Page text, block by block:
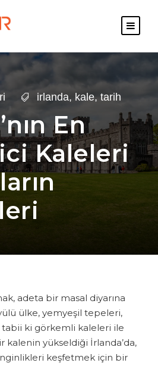
irlanda, kale, tarih
En
Kaleleri
adeta bir masal diyarına
ülke, yemyeşil tepeleri,
tabii ki görkemli kaleleri ile
kalenin yükseldiği İrlanda’da,
keşfetmek için bir